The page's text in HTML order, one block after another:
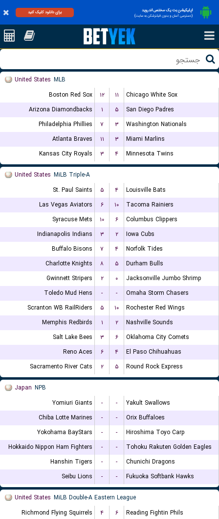
اپلیکیشن بت یک مختص اندروید
(دسترسی آسان و بدون فیلترشکن به سایت)
برای دانلود کلیک کنید
United States MLB
Boston Red Sox
۱۲ ۱۱
Chicago White Sox
Arizona Diamondbacks
۱ ۵
San Diego Padres
Philadelphia Phillies
۷ ۳
Washington Nationals
Atlanta Braves
۱۱ ۳
Miami Marlins
Kansas City Royals
۳ ۴ Minnesota Twins
United States MiLB Triple-A
St. Paul Saints
۵ ۴
Louisville Bats
Las Vegas Aviators
۶ ۱۰
Tacoma Rainiers
Syracuse Mets
۱۰ ۶
Columbus Clippers
Indianapolis Indians
۳ ۲
Iowa Cubs
Buffalo Bisons
۷ ۴
Norfolk Tides
Charlotte Knights
۸ ۵
Durham Bulls
Gwinnett Stripers
۲ ۰
Jacksonville Jumbo Shrimp
Toledo Mud Hens
- -
Omaha Storm Chasers
Scranton WB RailRiders
۵ ۱۰
Rochester Red Wings
Memphis Redbirds
۱ ۲
Nashville Sounds
Salt Lake Bees
۳ ۶
Oklahoma City Comets
Reno Aces
۶ ۴
El Paso Chihuahuas
Sacramento River Cats
۲ ۵ Round Rock Express
Japan NPB
Yomiuri Giants
- -
Yakult Swallows
Chiba Lotte Marines
- -
Orix Buffaloes
Yokohama BayStars
- -
Hiroshima Toyo Carp
Hokkaido Nippon Ham Fighters
- -
Tohoku Rakuten Golden Eagles
Hanshin Tigers
- -
Chunichi Dragons
Seibu Lions
- - Fukuoka Softbank Hawks
United States MiLB Double-A Eastern League
Richmond Flying Squirrels
۴ ۶
Reading Fightin Phils